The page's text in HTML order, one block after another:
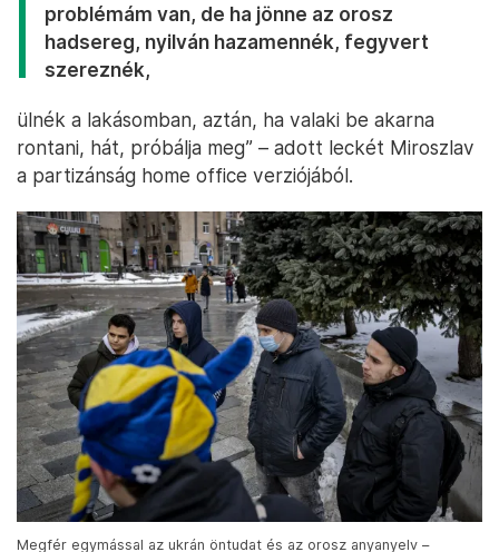
problémám van, de ha jönne az orosz
hadsereg, nyilván hazamennék, fegyvert
szereznék,
ülnék a lakásomban, aztán, ha valaki be akarna
rontani, hát, próbálja meg” – adott leckét Miroszlav
a partizánság home office verziójából.
Megfér egymással az ukrán öntudat és az orosz anyanyelv –